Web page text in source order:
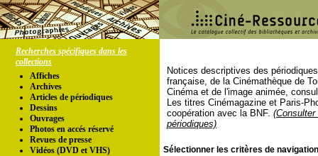
Recherches spécifiques dans les
collections
Affiches
Archives
Articles de périodiques
Dessins
Ouvrages
Photos en accés réservé
Revues de presse
Vidéos (DVD et VHS)
Notices descriptives des
française, de la Cinémathèque de
Cinéma et de l'image animée,
Les titres Cinémagazine et Paris-
coopération avec la BNF.
périodiques)
Sélectionner les critères de